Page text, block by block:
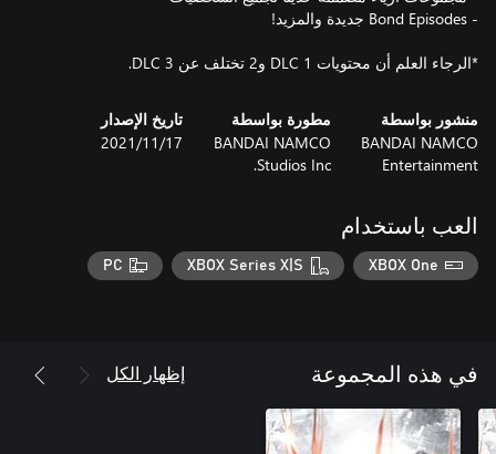
*الرجاء العلم أن محتويات DLC 1 و2 تختلف عن DLC 3.
منشور بواسطة
BANDAI NAMCO
Entertainment
مطورة بواسطة
BANDAI NAMCO
Studios Inc.
تاريخ الإصدار
17‏/11‏/2021
العب باستخدام
XBOX One
XBOX Series X|S
PC
في هذه المجموعة إظهار الكل